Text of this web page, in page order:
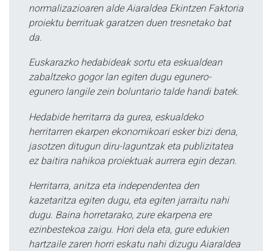
normalizazioaren alde Aiaraldea Ekintzen Faktoria
proiektu berrituak garatzen duen tresnetako bat
da.
Euskarazko hedabideak sortu eta eskualdean
zabaltzeko gogor lan egiten dugu egunero-
egunero langile zein boluntario talde handi batek.
Hedabide herritarra da gurea, eskualdeko
herritarren ekarpen ekonomikoari esker bizi dena,
jasotzen ditugun diru-laguntzak eta publizitatea
ez baitira nahikoa proiektuak aurrera egin dezan.
Herritarra, anitza eta independentea den
kazetaritza egiten dugu, eta egiten jarraitu nahi
dugu. Baina horretarako, zure ekarpena ere
ezinbestekoa zaigu. Hori dela eta, gure edukien
hartzaile zaren horri eskatu nahi dizugu Aiaraldea